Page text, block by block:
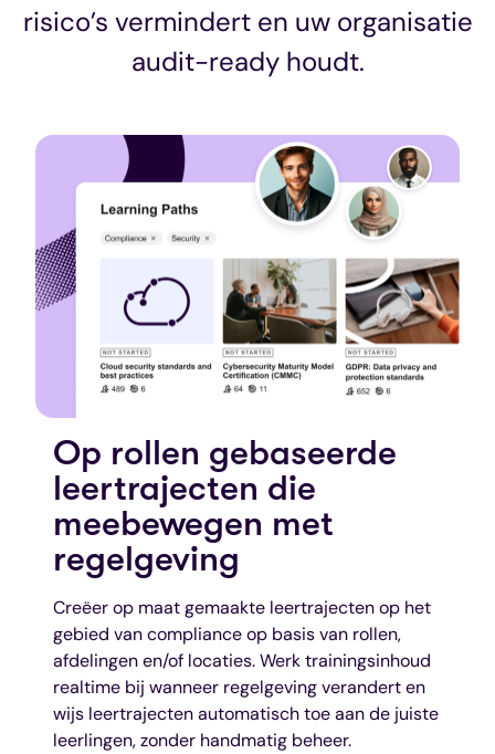
risico’s vermindert en uw organisatie
audit-ready houdt.
Op rollen gebaseerde
leertrajecten die
meebewegen met
regelgeving
Creëer op maat gemaakte leertrajecten op het
gebied van compliance op basis van rollen,
afdelingen en/of locaties. Werk trainingsinhoud
realtime bij wanneer regelgeving verandert en
wijs leertrajecten automatisch toe aan de juiste
leerlingen, zonder handmatig beheer.